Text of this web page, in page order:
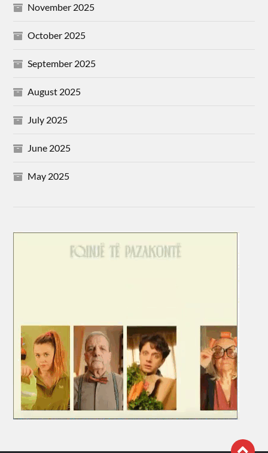
November 2025
October 2025
September 2025
August 2025
July 2025
June 2025
May 2025